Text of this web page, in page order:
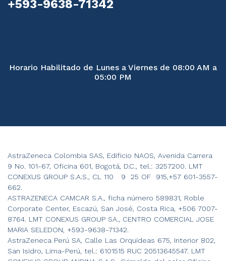
+593-9638-71342
Horario Habilitado de Lunes a Viernes de 08:00 AM a
05:00 PM
AstraZeneca Colombia SAS, Edificio NAOS, Avenida Carrera
9 No. 101-67, Oficina 601, Bogotá, D.C., tel.: 3257200. LMT
CONEXUS GROUP S.A.S., CL 110 9 25 OF 915,+57 601-3557-
662.
ASTRAZENECA CAMCAR S.A., ficha número 589831, Roble
Corporate Center, Escazú, San José, Costa Rica, +506 7007-
8764. LMT CONEXUS GROUP SA., CENTRO COMERCIAL JOSE
MARIA SELEDON, +593-9638-71342.
AstraZeneca Perú SA, Calle Las Orquídeas 675, Interior 802,
San Isidro, Lima-Perú, tel.: 6101515 RUC 20513645547. LMT